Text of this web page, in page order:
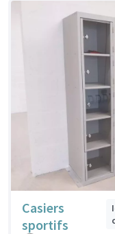
Casiers
sportifs